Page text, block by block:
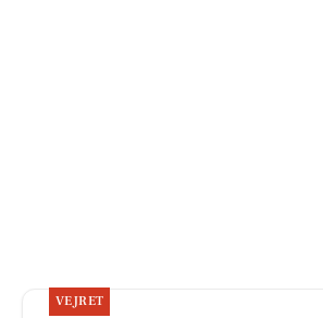
VEJRET